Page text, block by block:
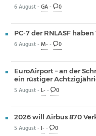
6 August -GA- 0
PC-7 der RNLASF
6 August -M-- 0
EuroAirport – an der
ein rüstiger
5 August -L-- 0
2026 will Airbus 870
5 August - I-- 0